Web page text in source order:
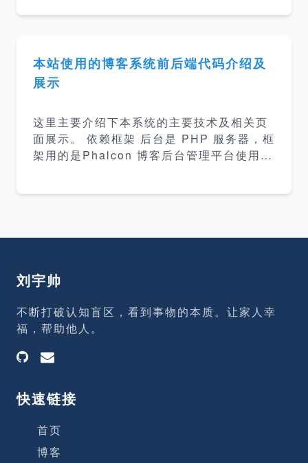
案，系统会自动生成，如：京ICP备00001
构，旨在以自动化流程消除手动创建和安装
证书的复杂流程，并推广使万维网服务器的
加密连接无所不在，为安全网站提供免费的
全研究小组（缩写ISRG）提供服务。主要
赞助商包括电子前哨基金会、Mozilla基金
本站使用的博客系统前后端代码介绍及
展示
这里主要介绍下本系统的主要技术及相关页
面展示。 依赖框架 后台是 PHP 服务器，框
架用的是Phalcon 博客后台管理平台使用A
击站内链接欣赏就行了 后台管理界面 jenki
jenkins gitlab webpack react ant desig
n UIkit
刘宇帅
不断打破认知盲区，看到事物的本质。让家人幸
福，帮助他人。
快速链接
首页
博客